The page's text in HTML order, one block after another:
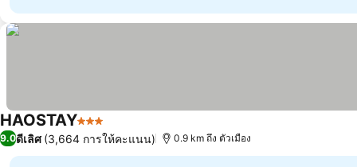
HAOSTAY3 ดาว
9.0ดีเลิศ (3,664 การให้คะแนน) 0.9 km ถึง ตัวเมือง